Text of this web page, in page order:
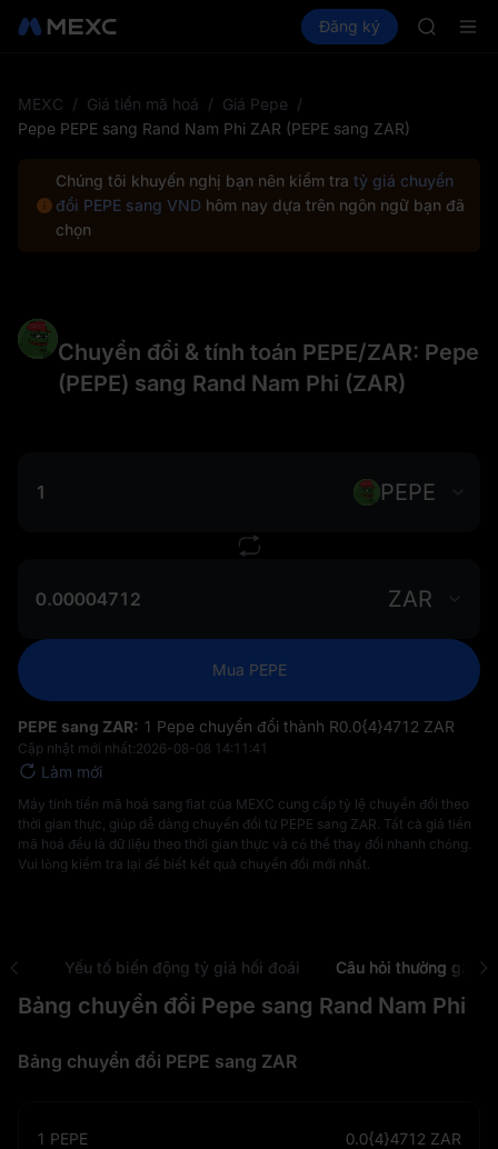
Thị trường Spot Futures SPCX
Đăng ký
AAOI
SKYAI
Đăng
MEXC / Giá tiền mã hoá / Giá Pepe /
Pepe PEPE sang Rand Nam Phi ZAR (PEPE sang ZAR)
Chúng tôi khuyến nghị bạn nên kiểm tra tỷ giá chuyển
đổi PEPE sang VND hôm nay dựa trên ngôn ngữ bạn đã
chọn
Chuyển đổi & tính toán PEPE/ZAR: Pepe
(PEPE) sang Rand Nam Phi (ZAR)
PEPE
ZAR
Mua PEPE
PEPE sang ZAR: 1 Pepe chuyển đổi thành R‎0.0{4}4712 ZAR
Cập nhật mới nhất:2026-08-08 14:11:41
Làm mới
Máy tính tiền mã hoá sang fiat của MEXC cung cấp tỷ lệ chuyển đổi theo
thời gian thực, giúp dễ dàng chuyển đổi từ PEPE sang ZAR. Tất cả giá tiền
mã hoá đều là dữ liệu theo thời gian thực và có thể thay đổi nhanh chóng.
Vui lòng kiểm tra lại để biết kết quả chuyển đổi mới nhất.
Yếu tố biến động tỷ giá hối đoái Câu hỏi thường gặp
Bảng chuyển đổi Pepe sang Rand Nam Phi
Bảng chuyển đổi PEPE sang ZAR
1 PEPE 0.0{4}4712 ZAR